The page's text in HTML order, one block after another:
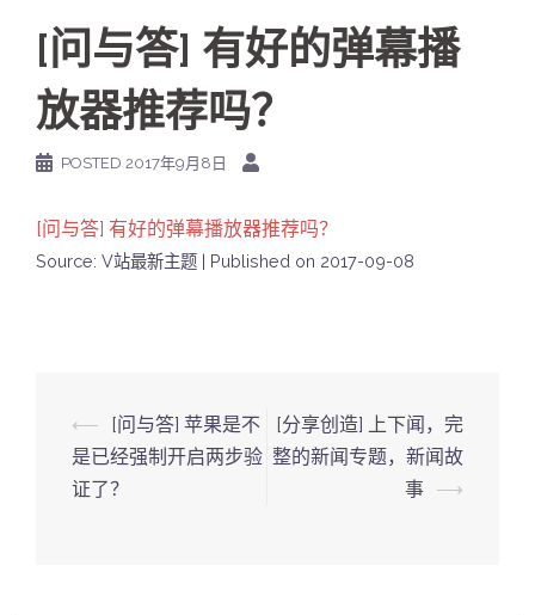
[问与答] 有好的弹幕播
放器推荐吗？
POSTED 2017年9月8日
[问与答] 有好的弹幕播放器推荐吗？
Source: V站最新主题 Published on 2017-09-08
Post
navigation
⟵
[问与答] 苹果是不
是已经强制开启两步验
证了？
[分享创造] 上下闻，完
整的新闻专题，新闻故
事 ⟶